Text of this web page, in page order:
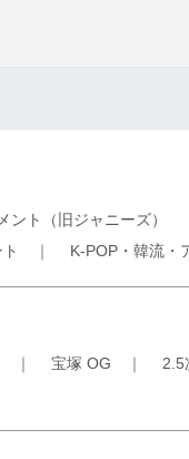
ント（旧ジャニーズ）
｜ K-POP・韓流・
｜ 宝塚 OG ｜ 2.5